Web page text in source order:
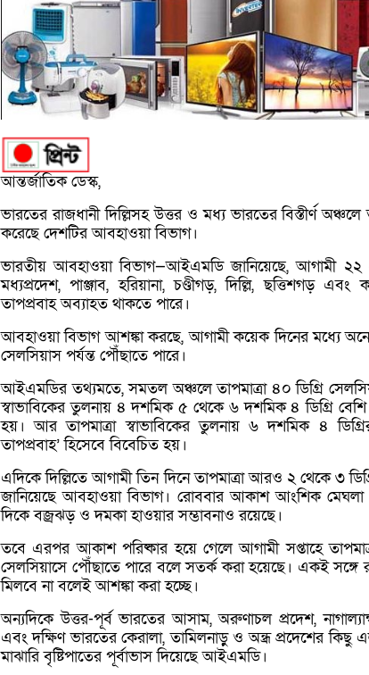
আন্তর্জাতিক ডেস্ক,
ভারতের রাজধানী দিল্লিসহ উত্তর ও মধ্য ভারতের বিস্তীর্ণ অঞ্চলে
করেছে দেশটির আবহাওয়া বিভাগ।
ভারতীয় আবহাওয়া বিভাগ—আইএমডি জানিয়েছে, আগামী ২২ মে
মধ্যপ্রদেশ, পাঞ্জাব, হরিয়ানা, চণ্ডীগড়, দিল্লি, ছত্তিশগড়
তাপপ্রবাহ অব্যাহত থাকতে পারে।
আবহাওয়া বিভাগ আশঙ্কা করছে, আগামী কয়েক দিনের মধ্যে
সেলসিয়াস পর্যন্ত পৌঁছাতে পারে।
আইএমডির তথ্যমতে, সমতল অঞ্চলে তাপমাত্রা ৪০ ডিগ্রি
স্বাভাবিকের তুলনায় ৪ দশমিক ৫ থেকে ৬ দশমিক ৪ ডিগ্রি
হয়। আর তাপমাত্রা স্বাভাবিকের তুলনায় ৬ দশমিক ৪
তাপপ্রবাহ’ হিসেবে বিবেচিত হয়।
এদিকে দিল্লিতে আগামী তিন দিনে তাপমাত্রা আরও ২ থেকে ৩
জানিয়েছে আবহাওয়া বিভাগ। রোববার আকাশ আংশিক
দিকে বজ্রঝড় ও দমকা হাওয়ার সম্ভাবনাও রয়েছে।
তবে এরপর আকাশ পরিষ্কার হয়ে গেলে আগামী সপ্তাহে
সেলসিয়াসে পৌঁছাতে পারে বলে সতর্ক করা হয়েছে। একই সঙ্গে
মিলবে না বলেই আশঙ্কা করা হচ্ছে।
অন্যদিকে উত্তর-পূর্ব ভারতের আসাম, অরুণাচল প্রদেশ,
এবং দক্ষিণ ভারতের কেরালা, তামিলনাড়ু ও অন্ধ্র প্রদেশের
মাঝারি বৃষ্টিপাতের পূর্বাভাস দিয়েছে আইএমডি।